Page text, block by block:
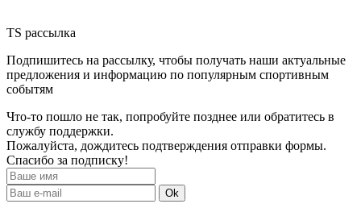
TS рассылка
Подпишитесь на рассылку, чтобы получать наши актуальные
предложения и информацию по популярным спортивным
событям
Что-то пошло не так, попробуйте позднее или обратитесь в
службу поддержки.
Пожалуйста, дождитесь подтверждения отправки формы.
Спасибо за подписку!
Ok